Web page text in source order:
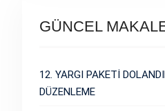
GÜNCEL
12. YARGI PAKETİ
DÜZENLEME